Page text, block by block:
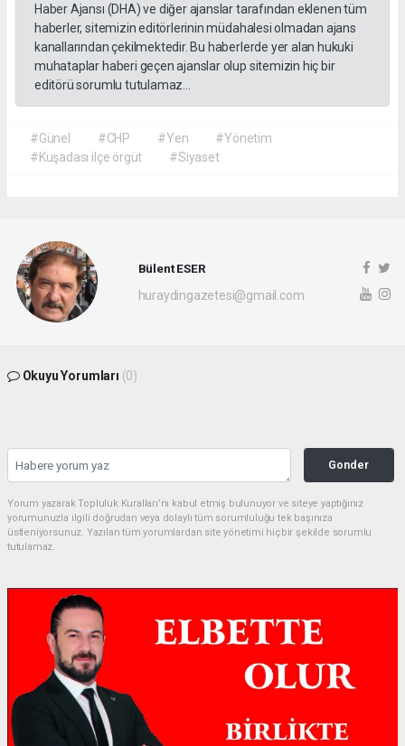
Haber Ajansı (DHA) ve diğer ajanslar tarafından eklenen tüm
haberler, sitemizin editörlerinin müdahalesi olmadan ajans
kanallarından çekilmektedir. Bu haberlerde yer alan hukuki
muhataplar haberi geçen ajanslar olup sitemizin hiç bir
editörü sorumlu tutulamaz...
#Günel #CHP #Yen
#Yönetim
#Kuşadası ilçe örgüt
#Siyaset
Bülent ESER
huraydingazetesi@gmail.com
Okuyu Yorumları (0)
Gonder
Yorum yazarak Topluluk Kuralları’nı kabul etmiş bulunuyor ve siteye yaptığınız
yorumunuzla ilgili doğrudan veya dolaylı tüm sorumluluğu tek başınıza
üstleniyorsunuz. Yazılan tüm yorumlardan site yönetimi hiçbir şekilde sorumlu
tutulamaz.